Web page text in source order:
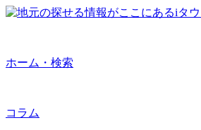
ホーム・検索
コラム